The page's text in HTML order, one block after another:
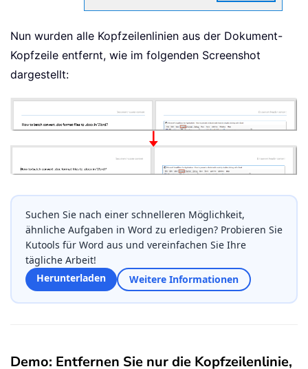
Nun wurden alle Kopfzeilenlinien aus der Dokument-
Kopfzeile entfernt, wie im folgenden Screenshot
dargestellt:
Suchen Sie nach einer schnelleren Möglichkeit,
ähnliche Aufgaben in Word zu erledigen? Probieren Sie
Kutools für Word aus und vereinfachen Sie Ihre
tägliche Arbeit!
Herunterladen
Weitere Informationen
Demo: Entfernen Sie nur die Kopfzeilenlinie,